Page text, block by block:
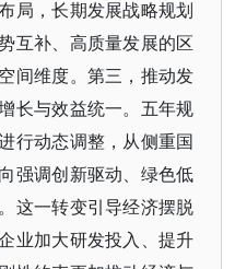
局，长期发展战略规划
互补、高质量发展的区
间维度。第三，推动发
长与效益统一。五年规
行动态调整，从侧重国
强调创新驱动、绿色低
这一转变引导经济摆脱
业加大研发投入、提升